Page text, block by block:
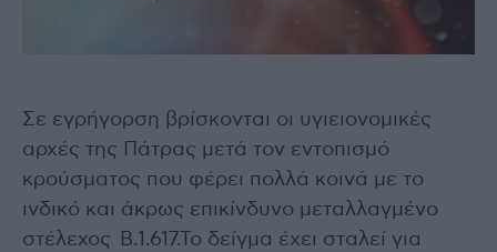
Σε εγρήγορση βρίσκονται οι υγιειονομικές
αρχές της Πάτρας μετά τον εντοπισμό
κρούσματος που φέρει πολλά κοινά με το
ινδικό και άκρως επικίνδυνο μεταλλαγμένο
στέλεχος Β.1.617.Το δείγμα έχει σταλεί για